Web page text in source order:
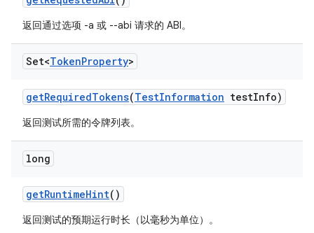
返回通过选项 -a 或 --abi 请求的 ABI。
Set<TokenProperty>
getRequiredTokens(TestInformation testInfo)
返回测试所需的令牌列表。
long
getRuntimeHint()
返回测试的预期运行时长（以毫秒为单位）。